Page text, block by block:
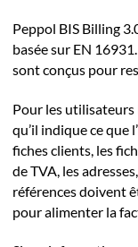
Peppol BIS Billing
basée sur EN
sont conçus pour
Pour les
qu’il indique ce que
fiches clients, les
de TVA, les
références doivent
pour alimenter la